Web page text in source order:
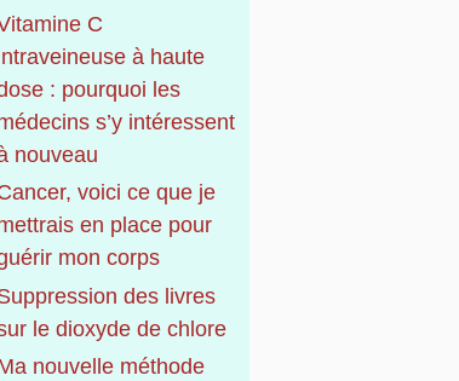
C
à haute
: pourquoi les
s’y intéressent
nouveau
voici ce que je
en place pour
mon corps
des livres
le dioxyde de chlore
nouvelle méthode